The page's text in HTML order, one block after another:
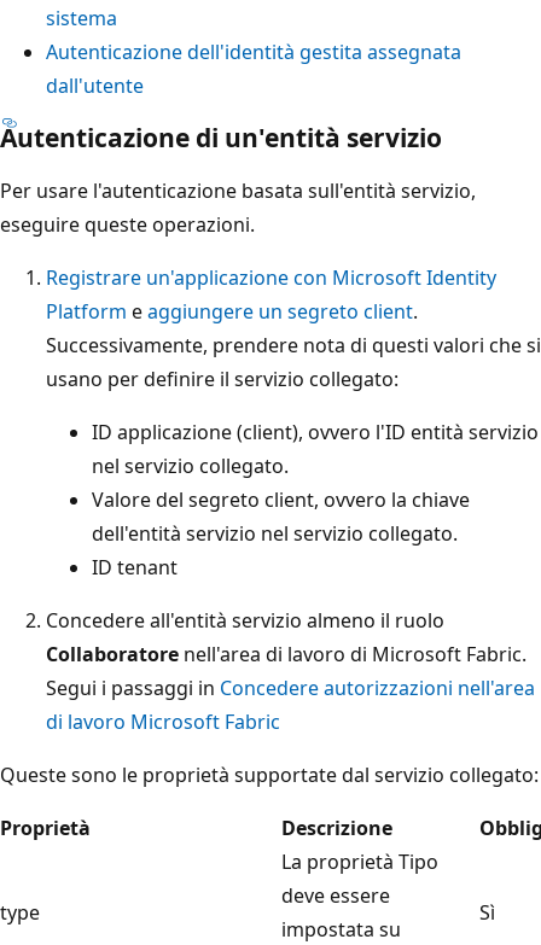
sistema
Autenticazione dell'identità gestita assegnata
dall'utente
Autenticazione di un'entità servizio
Per usare l'autenticazione basata sull'entità servizio,
eseguire queste operazioni.
Registrare un'applicazione con Microsoft Identity
Platform eaggiungere un segreto client.
Successivamente, prendere nota di questi valori che si
usano per definire il servizio collegato:
ID applicazione (client), ovvero l'ID entità servizio
nel servizio collegato.
Valore del segreto client, ovvero la chiave
dell'entità servizio nel servizio collegato.
ID tenant
Concedere all'entità servizio almeno il ruolo
Collaboratore nell'area di lavoro di Microsoft Fabric.
Segui i passaggi in Concedere autorizzazioni nell'area
di lavoro Microsoft Fabric
Queste sono le proprietà supportate dal servizio collegato:
Proprietà
Descrizione
type
La proprietà Tipo
deve essere
impostata su
Sì